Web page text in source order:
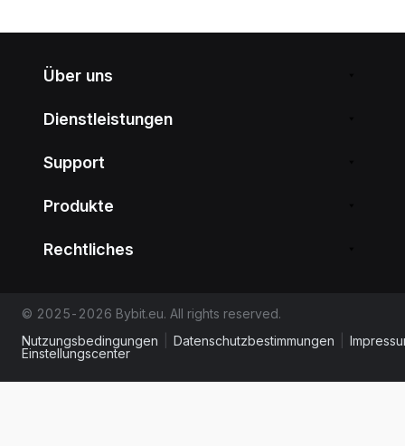
Über uns
Dienstleistungen
Support
Produkte
Rechtliches
© 2025-2026 Bybit.eu. All rights reserved.
Nutzungsbedingungen
Datenschutzbestimmungen
Einstellungscenter